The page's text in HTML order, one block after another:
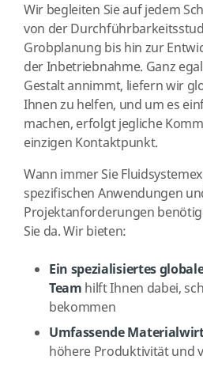
Wir begleiten Sie auf jedem
von der
Grobplanung bis hin zur
der Inbetriebnahme. Ganz
Gestalt annimmt, liefern wir
Ihnen zu helfen, und um es
machen, erfolgt jegliche
einzigen Kontaktpunkt.
Wann immer Sie
spezifischen Anwendungen
Projektanforderungen
Sie da. Wir bieten:
Ein spezialisiertes
Team hilft Ihnen dabei,
bekommen
Umfassende
höhere Produktivität und